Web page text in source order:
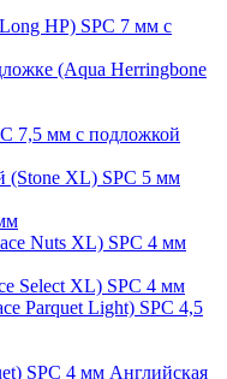
HP) SPC 7 мм с
(Aqua Herringbone
7,5 мм с подложкой
(Stone XL) SPC 5 мм
Nuts XL) SPC 4 мм
Select XL) SPC 4 мм
Parquet Light) SPC 4,5
SPC 4 мм Английская